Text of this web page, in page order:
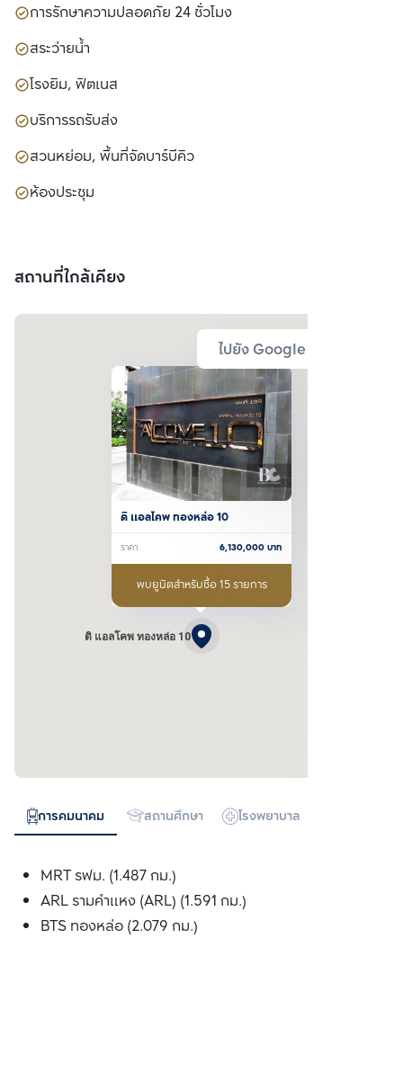
การรักษาความปลอดภัย 24 ชั่วโมง
สระว่ายน้ำ
โรงยิม, ฟิตเนส
บริการรถรับส่ง
สวนหย่อม, พื้นที่จัดบาร์บีคิว
ห้องประชุม
สถานที่ใกล้เคียง
ไปยัง Google Map
ดิ แอลโคพ ทองหล่อ 10
ดิ แอลโคพ ทองหล่อ 10
ราคา 6,130,000บาท
พบยูนิตสำหรับซื้อ 15 รายการ
การคมนาคม สถานศึกษา โรงพยาบาล
MRT รฟม. (1.487 กม.)
ARL รามคำแหง (ARL) (1.591 กม.)
BTS ทองหล่อ (2.079 กม.)